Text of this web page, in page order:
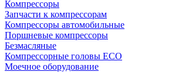
Компрессоры
Запчасти к компрессорам
Компрессоры автомобильные
Поршневые компрессоры
Безмасляные
Компрессорные головы ECO
Моечное оборудование